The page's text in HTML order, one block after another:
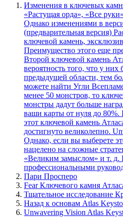
Изменения в ключевых
«Растущая орда», «Все
Однако изменениями в
(предварительная версия)
ключевой камень,
Преимущество этого еще
Второй ключевой камень
вероятность того, что у
предыдущей области, тем
можете найти Угли
менее 50 монстров, то
монстры дадут больше
ваши карты от нуля до 80%.
этот ключевой камень
достигнуто великолепно.
Однако, если вы выберете
нацелено на сложные
«Великим замыслом» и т. д.
профессиональными
Пари Просперо
Fear Ключевого камня
Тщательное исследование
Назад к основам Atlas
Unwavering Vision Atlas